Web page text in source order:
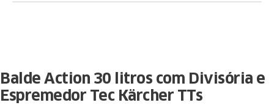
Balde Action 30 litros com Divisória e
Espremedor Tec Kärcher TTs